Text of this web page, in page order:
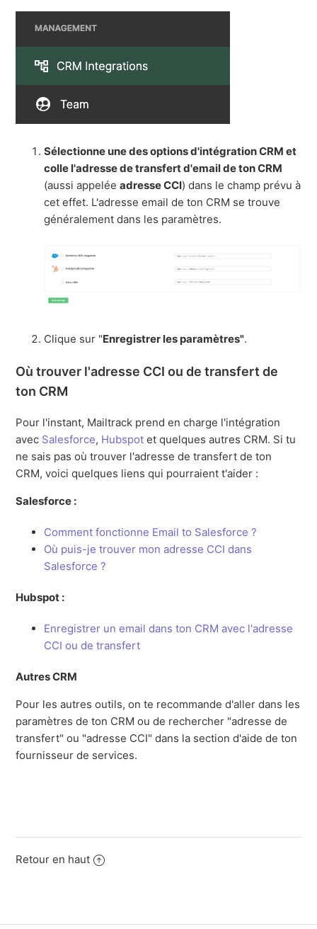
Sélectionne une des options d'intégration CRM et
colle l'adresse de transfert d'email de ton CRM
(aussi appeléeadresse CCI) dans le champ prévu à
cet effet. L'adresse email de ton CRM se trouve
généralement dans les paramètres.
Clique sur "Enregistrer les paramètres".
Où trouver l'adresse CCI ou de transfert de
ton CRM
Pour l'instant, Mailtrack prend en charge l'intégration
avec Salesforce, Hubspot et quelques autres CRM. Si tu
ne sais pas où trouver l'adresse de transfert de ton
CRM, voici quelques liens qui pourraient t'aider :
Salesforce :
Comment fonctionne Email to Salesforce ?
Où puis-je trouver mon adresse CCI dans
Salesforce ?
Hubspot :
Enregistrer un email dans ton CRM avec l'adresse
CCI ou de transfert
Autres CRM
Pour les autres outils, on te recommande d'aller dans les
paramètres de ton CRM ou de rechercher "adresse de
transfert" ou "adresse CCI" dans la section d'aide de ton
fournisseur de services.
Retour en haut